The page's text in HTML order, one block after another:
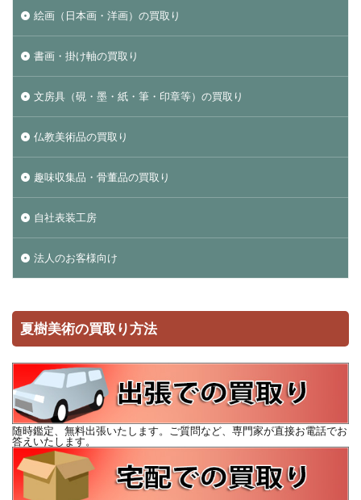
絵画（日本画・洋画）の買取り
書画・掛け軸の買取り
文房具（硯・墨・紙・筆・印章等）の買取り
仏教美術品の買取り
趣味収集品・骨董品の買取り
自社表装工房
法人のお客様向け
夏樹美術の買取り方法
随時鑑定、無料出張いたします。ご質問など、専門家が直接お電話でお
答えいたします。